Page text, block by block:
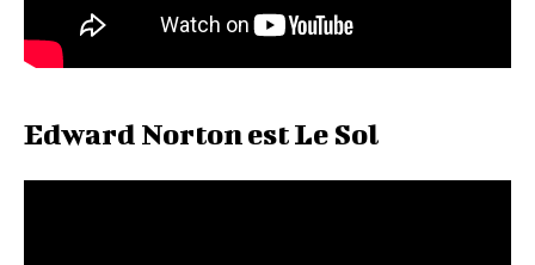
Edward Norton est Le Sol